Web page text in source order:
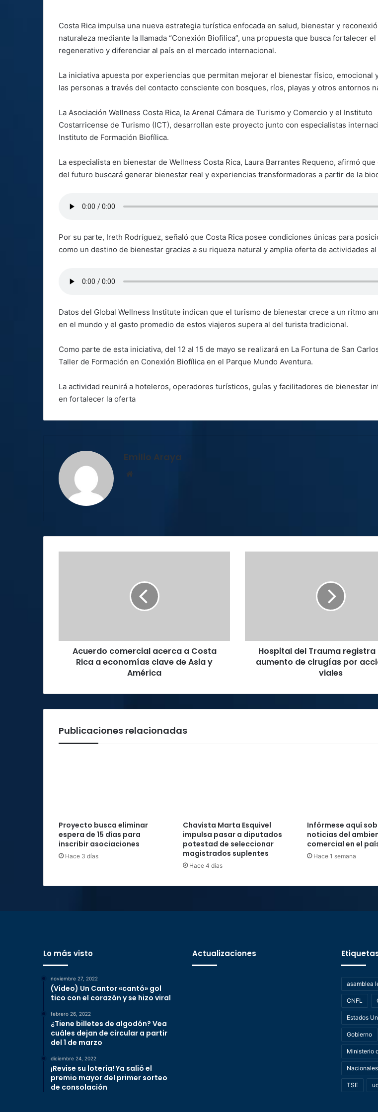
Costa Rica impulsa una nueva estrategia turística enfocada en salud, bienestar y
naturaleza mediante la llamada “Conexión Biofílica”, una propuesta que busca fortalecer
regenerativo y diferenciar al país en el mercado internacional.
La iniciativa apuesta por experiencias que permitan mejorar el bienestar físico, emocional
las personas a través del contacto consciente con bosques, ríos, playas y otros entornos
La Asociación Wellness Costa Rica, la Arenal Cámara de Turismo y Comercio y el Instituto
Costarricense de Turismo (ICT), desarrollan este proyecto junto con especialistas
Instituto de Formación Biofílica.
La especialista en bienestar de Wellness Costa Rica, Laura Barrantes Requeno, afirmó
del futuro buscará generar bienestar real y experiencias transformadoras a partir de la
Por su parte, Ireth Rodríguez, señaló que Costa Rica posee condiciones únicas para
como un destino de bienestar gracias a su riqueza natural y amplia oferta de actividades
Datos del Global Wellness Institute indican que el turismo de bienestar crece a un ritmo
en el mundo y el gasto promedio de estos viajeros supera al del turista tradicional.
Como parte de esta iniciativa, del 12 al 15 de mayo se realizará en La Fortuna de San
Taller de Formación en Conexión Biofílica en el Parque Mundo Aventura.
La actividad reunirá a hoteleros, operadores turísticos, guías y facilitadores de bienestar
en fortalecer la oferta
Emilio Araya
clave
Acuerdo comercial acerca a Costa
Rica a economías clave de Asia y
América
por
accidentes
viales
Hospital del Trauma
aumento de cirugías por
viales
Publicaciones relacionadas
Proyecto busca eliminar
espera de 15 días para
inscribir asociaciones
Hace 3 días
Chavista Marta Esquivel
impulsa pasar a diputados
potestad de seleccionar
magistrados suplentes
Hace 4 días
Infórmese aquí
noticias del
comercial en el
Hace 1 semana
Lo más visto
noviembre 27, 2022
(Video) Un Cantor «cantó» gol
tico con el corazón y se hizo viral
febrero 26, 2022
¿Tiene billetes de algodón? Vea
cuáles dejan de circular a partir
del 1 de marzo
diciembre 24, 2022
¡Revise su lotería! Ya salió el
premio mayor del primer sorteo
de consolación
Actualizaciones
asamblea
CNFL
Estados
Gobierno
Ministerio
Nacionales
TSE